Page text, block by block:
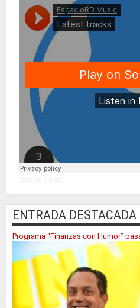
ENTRADA DESTACADA
Programa “Finanzas con Humor”